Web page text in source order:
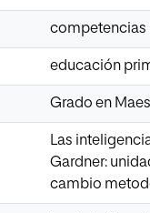
competencias
educación
Grado en
Las
Gardner:
cambio